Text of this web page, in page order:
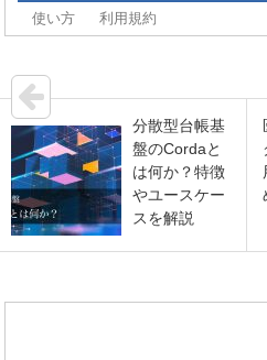
使い方 利用規約
分散型台帳基
盤のCordaと
は何か？特徴
やユースケー
スを解説